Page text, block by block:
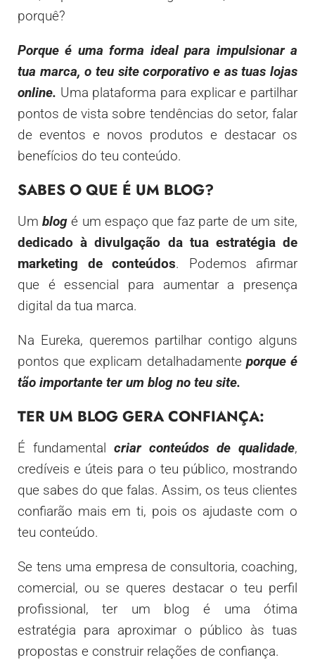
porquê?
Porque é uma forma ideal para impulsionar a
tua marca, o teu site corporativo e as tuas lojas
online. Uma plataforma para explicar e partilhar
pontos de vista sobre tendências do setor, falar
de eventos e novos produtos e destacar os
benefícios do teu conteúdo.
SABES O QUE É UM BLOG?
Umblog é um espaço que faz parte de um site,
dedicado à divulgação da tua estratégia de
marketing de conteúdos. Podemos afirmar
que é essencial para aumentar a presença
digital da tua marca.
Na Eureka, queremos partilhar contigo alguns
pontos que explicam detalhadamente porque é
tão importante ter um blog no teu site.
TER UM BLOG GERA CONFIANÇA:
É fundamental criar conteúdos de qualidade,
credíveis e úteis para o teu público, mostrando
que sabes do que falas. Assim, os teus clientes
confiarão mais em ti, pois os ajudaste com o
teu conteúdo.
Se tens uma empresa de consultoria, coaching,
comercial, ou se queres destacar o teu perfil
profissional, ter um blog é uma ótima
estratégia para aproximar o público às tuas
propostas e construir relações de confiança.